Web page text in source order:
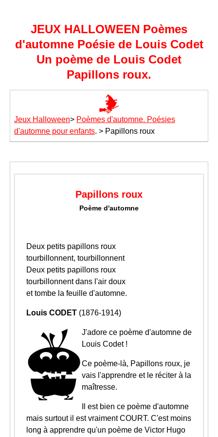
JEUX HALLOWEEN Poèmes
d'automne Poésie de Louis Codet
Un poème de Louis Codet
Papillons roux.
Jeux Halloween> Poèmes d'automne. Poésies
d'automne pour enfants. > Papillons roux
Papillons roux
Poème d'automne
Deux petits papillons roux
tourbillonnent, tourbillonnent
Deux petits papillons roux
tourbillonnent dans l'air doux
et tombe la feuille d'automne.
Louis CODET (1876-1914)
J'adore ce poème d'automne de
Louis Codet !
Ce poème-là, Papillons roux, je
vais l'apprendre et le réciter à la
maîtresse.
Il est bien ce poème d'automne
mais surtout il est vraiment COURT. C'est moins
long à apprendre qu'un poème de Victor Hugo